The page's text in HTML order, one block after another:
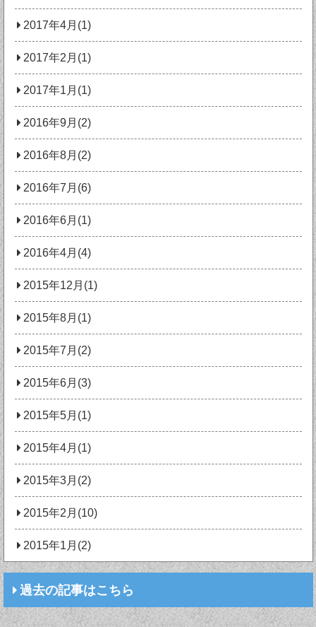
2017年4月(1)
2017年2月(1)
2017年1月(1)
2016年9月(2)
2016年8月(2)
2016年7月(6)
2016年6月(1)
2016年4月(4)
2015年12月(1)
2015年8月(1)
2015年7月(2)
2015年6月(3)
2015年5月(1)
2015年4月(1)
2015年3月(2)
2015年2月(10)
2015年1月(2)
過去の記事はこちら